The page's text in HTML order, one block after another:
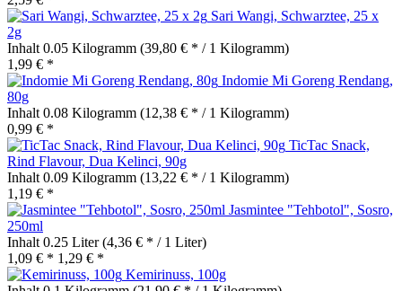
Sari Wangi, Schwarztee, 25 x
2g
Inhalt 0.05 Kilogramm (39,80 € * / 1 Kilogramm)
1,99 € *
Indomie Mi Goreng Rendang,
80g
Inhalt 0.08 Kilogramm (12,38 € * / 1 Kilogramm)
0,99 € *
TicTac Snack,
Rind Flavour, Dua Kelinci, 90g
Inhalt 0.09 Kilogramm (13,22 € * / 1 Kilogramm)
1,19 € *
Jasmintee "Tehbotol", Sosro,
250ml
Inhalt 0.25 Liter(4,36 € * / 1 Liter)
1,09 € * 1,29 € *
Kemirinuss, 100g